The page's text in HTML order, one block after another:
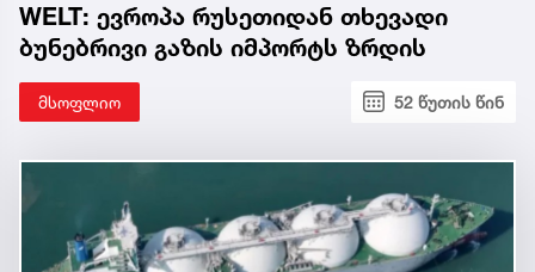
WELT: ევროპა რუსეთიდან თხევადი
ბუნებრივი გაზის იმპორტს ზრდის
მსოფლიო 52 წუთის წინ